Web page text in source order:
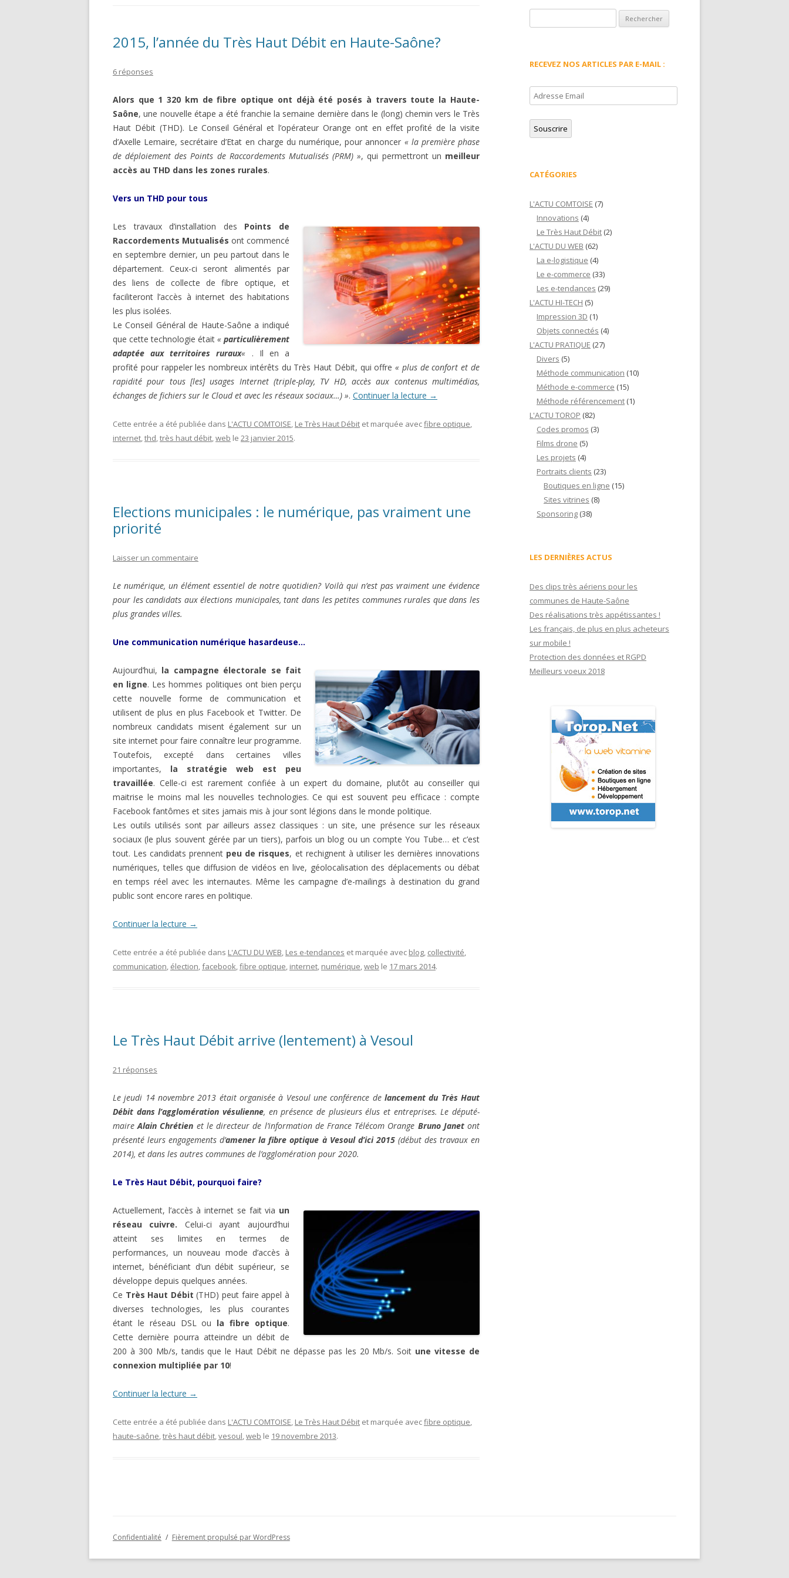
2015, l’année du Très Haut Débit en Haute-Saône?
6 réponses
Alors que 1 320 km de fibre optique ont déjà été posés à travers toute la Haute-
Saône, une nouvelle étape a été franchie la semaine dernière dans le (long) chemin vers le Très
Haut Débit (THD). Le Conseil Général et l’opérateur Orange ont en effet profité de la visite
d’Axelle Lemaire, secrétaire d’Etat en charge du numérique, pour annoncer « la première phase
de déploiement des Points de Raccordements Mutualisés (PRM) », qui permettront un meilleur
accès au THD dans les zones rurales.
Vers un THD pour tous
Les travaux d’installation des Points de
Raccordements Mutualisés ont commencé
en septembre dernier, un peu partout dans le
département. Ceux-ci seront alimentés par
des liens de collecte de fibre optique, et
faciliteront l’accès à internet des habitations
les plus isolées.
Le Conseil Général de Haute-Saône a indiqué
que cette technologie était « particulièrement
adaptée aux territoires ruraux« . Il en a
profité pour rappeler les nombreux intérêts du Très Haut Débit, qui offre« plus de confort et de
rapidité pour tous [les] usages Internet (triple-play, TV HD, accès aux contenus multimédias,
échanges de fichiers sur le Cloud et avec les réseaux sociaux…) ». Continuer la lecture →
Cette entrée a été publiée dans L'ACTU COMTOISE, Le Très Haut Débit et marquée avecfibre optique,
internet,thd,très haut débit,web le 23 janvier 2015.
Elections municipales : le numérique, pas vraiment une
priorité
Laisser un commentaire
Le numérique, un élément essentiel de notre quotidien? Voilà qui n’est pas vraiment une évidence
pour les candidats aux élections municipales, tant dans les petites communes rurales que dans les
plus grandes villes.
Une communication numérique hasardeuse…
Aujourd’hui, la campagne électorale se fait
en ligne. Les hommes politiques ont bien perçu
cette nouvelle forme de communication et
utilisent de plus en plus Facebook et Twitter. De
nombreux candidats misent également sur un
site internet pour faire connaître leur programme.
Toutefois, excepté dans certaines villes
importantes, la stratégie web est peu
travaillée. Celle-ci est rarement confiée à un expert du domaine, plutôt au conseiller qui
maitrise le moins mal les nouvelles technologies. Ce qui est souvent peu efficace : compte
Facebook fantômes et sites jamais mis à jour sont légions dans le monde politique.
Les outils utilisés sont par ailleurs assez classiques : un site, une présence sur les réseaux
sociaux (le plus souvent gérée par un tiers), parfois un blog ou un compte You Tube… et c’est
tout. Les candidats prennent peu de risques, et rechignent à utiliser les dernières innovations
numériques, telles que diffusion de vidéos en live, géolocalisation des déplacements ou débat
en temps réel avec les internautes. Même les campagne d’e-mailings à destination du grand
public sont encore rares en politique.
Continuer la lecture →
Cette entrée a été publiée dans L'ACTU DU WEB, Les e-tendances et marquée avec blog, collectivité,
communication, élection,facebook,fibre optique, internet, numérique,web le 17 mars 2014.
Le Très Haut Débit arrive (lentement) à Vesoul
21 réponses
Le jeudi 14 novembre 2013 était organisée à Vesoul une conférence delancement du Très Haut
Débit dans l’agglomération vésulienne, en présence de plusieurs élus et entreprises. Le député-
maireAlain Chrétien et le directeur de l’information de France Télécom Orange Bruno Janetont
présenté leurs engagements d’amener la fibre optique à Vesoul d’ici 2015(début des travaux en
2014), et dans les autres communes de l’agglomération pour 2020.
Le Très Haut Débit, pourquoi faire?
Actuellement, l’accès à internet se fait via un
réseau cuivre. Celui-ci ayant aujourd’hui
atteint ses limites en termes de
performances, un nouveau mode d’accès à
internet, bénéficiant d’un débit supérieur, se
développe depuis quelques années.
Ce Très Haut Débit (THD) peut faire appel à
diverses technologies, les plus courantes
étant le réseau DSL ou la fibre optique.
Cette dernière pourra atteindre un débit de
200 à 300 Mb/s, tandis que le Haut Débit ne dépasse pas les 20 Mb/s. Soit une vitesse de
connexion multipliée par 10!
Continuer la lecture →
Cette entrée a été publiée dans L'ACTU COMTOISE, Le Très Haut Débit et marquée avecfibre optique,
haute-saône,très haut débit,vesoul,web le 19 novembre 2013.
RECEVEZ NOS ARTICLES PAR E-MAIL :
Adresse
Email
Souscrire
CATÉGORIES
L'ACTU COMTOISE (7)
Innovations (4)
Le Très Haut Débit (2)
L'ACTU DU WEB (62)
La e-logistique (4)
Le e-commerce (33)
Les e-tendances (29)
L'ACTU HI-TECH (5)
Impression 3D (1)
Objets connectés (4)
L'ACTU PRATIQUE (27)
Divers (5)
Méthode communication (10)
Méthode e-commerce (15)
Méthode référencement (1)
L'ACTU TOROP (82)
Codes promos (3)
Films drone (5)
Les projets (4)
Portraits clients (23)
Boutiques en ligne (15)
Sites vitrines (8)
Sponsoring (38)
LES DERNIÈRES ACTUS
Des clips très aériens pour les
communes de Haute-Saône
Des réalisations très appétissantes !
Les français, de plus en plus acheteurs
sur mobile !
Protection des données et RGPD
Meilleurs voeux 2018
Confidentialité Fièrement propulsé par WordPress